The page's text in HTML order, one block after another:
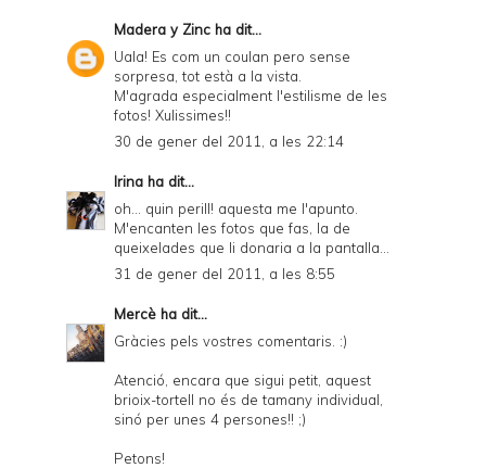
Madera y Zinc ha dit...
Uala! Es com un coulan pero sense
sorpresa, tot està a la vista.
M'agrada especialment l'estilisme de les
fotos! Xulissimes!!
30 de gener del 2011, a les 22:14
Irina ha dit...
oh... quin perill! aquesta me l'apunto.
M'encanten les fotos que fas, la de
queixelades que li donaria a la pantalla...
31 de gener del 2011, a les 8:55
Mercè ha dit...
Gràcies pels vostres comentaris. :)
Atenció, encara que sigui petit, aquest
brioix-tortell no és de tamany individual,
sinó per unes 4 persones!! ;)
Petons!